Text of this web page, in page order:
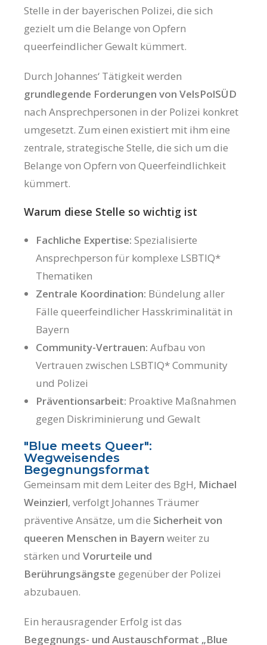
Stelle in der bayerischen Polizei, die sich
gezielt um die Belange von Opfern
queerfeindlicher Gewalt kümmert.
Durch Johannes‘ Tätigkeit werden
grundlegende Forderungen von VelsPolSÜD
nach Ansprechpersonen in der Polizei konkret
umgesetzt. Zum einen existiert mit ihm eine
zentrale, strategische Stelle, die sich um die
Belange von Opfern von Queerfeindlichkeit
kümmert.
Warum diese Stelle so wichtig ist
Fachliche Expertise: Spezialisierte
Ansprechperson für komplexe LSBTIQ*
Thematiken
Zentrale Koordination: Bündelung aller
Fälle queerfeindlicher Hasskriminalität in
Bayern
Community-Vertrauen: Aufbau von
Vertrauen zwischen LSBTIQ* Community
und Polizei
Präventionsarbeit: Proaktive Maßnahmen
gegen Diskriminierung und Gewalt
"Blue meets Queer":
Wegweisendes
Begegnungsformat
Gemeinsam mit dem Leiter des BgH, Michael
Weinzierl, verfolgt Johannes Träumer
präventive Ansätze, um die Sicherheit von
queeren Menschen in Bayern weiter zu
stärken und Vorurteile und
Berührungsängste gegenüber der Polizei
abzubauen.
Ein herausragender Erfolg ist das
Begegnungs- und Austauschformat „Blue